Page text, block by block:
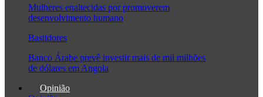
Mulheres enaltecidas por promoverem
desenvolvimento humano
Bastidores
Banco Árabe prevê investir mais de mil milhões
de dólares em Angola
Opinião